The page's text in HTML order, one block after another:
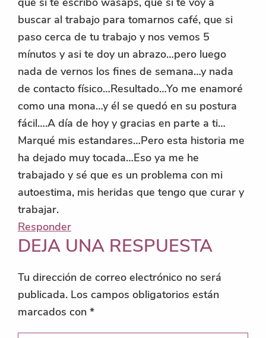
buscar al trabajo para tomarnos café, que si
paso cerca de tu trabajo y nos vemos 5
mínutos y asi te doy un abrazo…pero luego
nada de vernos los fines de semana…y nada
de contacto físico…Resultado…Yo me enamoré
como una mona…y él se quedó en su postura
fácil….A día de hoy y gracias en parte a ti…
Marqué mis estandares…Pero esta historia me
ha dejado muy tocada…Eso ya me he
trabajado y sé que es un problema con mi
autoestima, mis heridas que tengo que curar y
trabajar.
Responder
DEJA UNA RESPUESTA
Tu dirección de correo electrónico no será
publicada. Los campos obligatorios están
marcados con *